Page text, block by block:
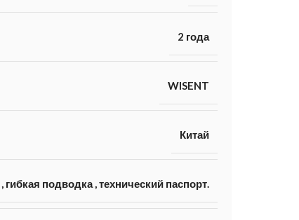
2 года
WISENT
Китай
гибкая подводка технический паспорт.